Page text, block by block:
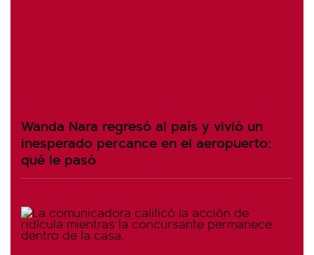
Wanda Nara regresó al país y vivió un
inesperado percance en el aeropuerto:
qué le pasó